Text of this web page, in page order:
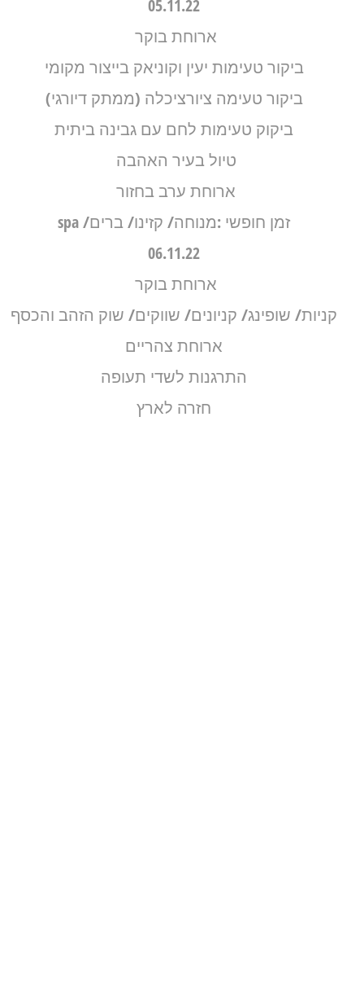
05.11.22
ארוחת בוקר
ביקור טעימות יעין וקוניאק בייצור מקומי
ביקור טעימה ציורציכלה (ממתק דיורגי)
ביקוק טעימות לחם עם גבינה ביתית
טיול בעיר האהבה
ארוחת ערב בחזור
זמן חופשי :מנוחה/ קזינו/ ברים/ spa
06.11.22
ארוחת בוקר
קניות/ שופינג/ קניונים/ שווקים/ שוק הזהב והכסף
ארוחת צהריים
התרגנות לשדי תעופה
חזרה לארץ